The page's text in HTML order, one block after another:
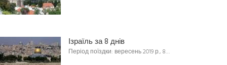
Ізраїль за 8 днів
Період поїздки: вересень 2019 р., 8…